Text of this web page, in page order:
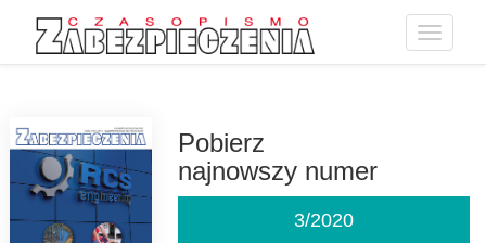
Toggle
Pobierz
najnowszy numer
3/2020